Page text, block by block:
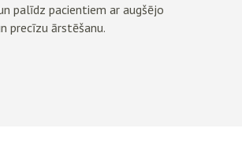
palīdz pacientiem ar augšējo
precīzu ārstēšanu.